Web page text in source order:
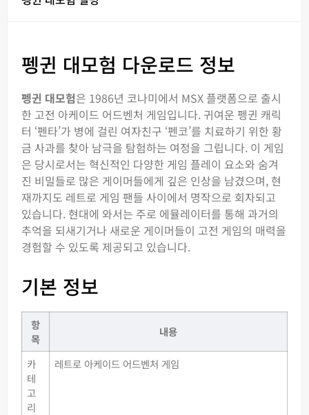
펭귄 대모험 다운로드 정보
펭귄 대모험은 1986년 코나미에서 MSX 플랫폼으로 출시
한 고전 아케이드 어드벤처 게임입니다. 귀여운 펭귄 캐릭
터 ‘펜타’가 병에 걸린 여자친구 ‘펜코’를 치료하기 위한 황
금 사과를 찾아 남극을 탐험하는 여정을 그립니다. 이 게임
은 당시로서는 혁신적인 다양한 게임 플레이 요소와 숨겨
진 비밀들로 많은 게이머들에게 깊은 인상을 남겼으며, 현
재까지도 레트로 게임 팬들 사이에서 명작으로 회자되고
있습니다. 현대에 와서는 주로 에뮬레이터를 통해 과거의
추억을 되새기거나 새로운 게이머들이 고전 게임의 매력을
경험할 수 있도록 제공되고 있습니다.
기본 정보
항
목
내용
카
테
고
리
레트로 아케이드 어드벤처 게임